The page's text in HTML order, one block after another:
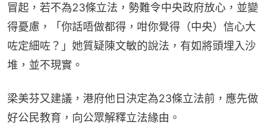
冒起，若不為23條立法，勢難令中央政府放心，並變
得憂慮，「你話唔做都得，咁你覺得（中央）信心大
咗定細咗？」她質疑陳文敏的說法，有如將頭埋入沙
堆，並不現實。
梁美芬又建議，港府他日決定為23條立法前，應先做
好公民教育，向公眾解釋立法緣由。